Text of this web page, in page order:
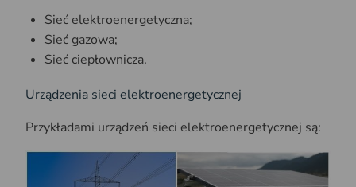
Sieć elektroenergetyczna;
Sieć gazowa;
Sieć ciepłownicza.
Urządzenia sieci elektroenergetycznej
Przykładami urządzeń sieci elektroenergetycznej są: